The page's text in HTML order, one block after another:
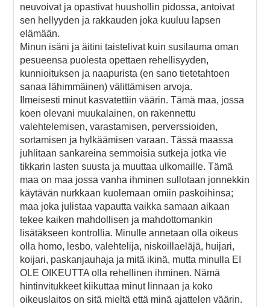
neuvoivat ja opastivat huushollin pidossa, antoivat
sen hellyyden ja rakkauden joka kuuluu lapsen
elämään.
Minun isäni ja äitini taistelivat kuin susilauma oman
pesueensa puolesta opettaen rehellisyyden,
kunnioituksen ja naapurista (en sano tietetahtoen
sanaa lähimmäinen) välittämisen arvoja.
Ilmeisesti minut kasvatettiin väärin. Tämä maa, jossa
koen olevani muukalainen, on rakennettu
valehtelemisen, varastamisen, perverssioiden,
sortamisen ja hylkäämisen varaan. Tässä maassa
juhlitaan sankareina semmoisia sutkeja jotka vie
tikkarin lasten suusta ja muuttaa ulkomaille. Tämä
maa on maa jossa vanha ihminen sullotaan jonnekkin
käytävän nurkkaan kuolemaan omiin paskoihinsa;
maa joka julistaa vapautta vaikka samaan aikaan
tekee kaiken mahdollisen ja mahdottomankin
lisätäkseen kontrollia. Minulle annetaan olla oikeus
olla homo, lesbo, valehtelija, niskoillaeläjä, huijari,
koijari, paskanjauhaja ja mitä ikinä, mutta minulla EI
OLE OIKEUTTA olla rehellinen ihminen. Nämä
hintinvitukkeet kiikuttaa minut linnaan ja koko
oikeuslaitos on sitä mieltä että minä ajattelen väärin.